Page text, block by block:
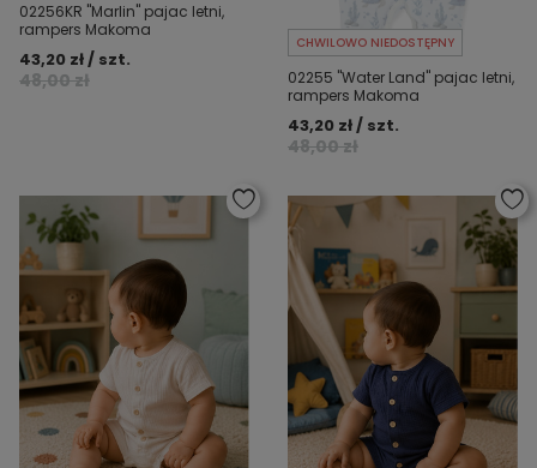
02256KR "Marlin" pajac letni,
rampers Makoma
48,00 zł
43,20 zł / szt.
CHWILOWO NIEDOSTĘPNY
02255 "Water Land" pajac letni,
rampers Makoma
48,00 zł
43,20 zł / szt.